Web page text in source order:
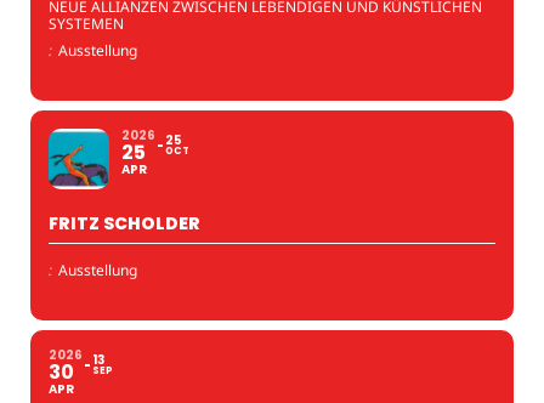
NEUE ALLIANZEN ZWISCHEN LEBENDIGEN UND KÜNSTLICHEN
SYSTEMEN
: Ausstellung
2026
25
APR
25
OCT
FRITZ SCHOLDER
: Ausstellung
2026
30
APR
13
SEP